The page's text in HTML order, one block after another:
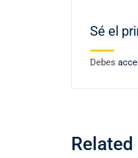
Sé el
Debes